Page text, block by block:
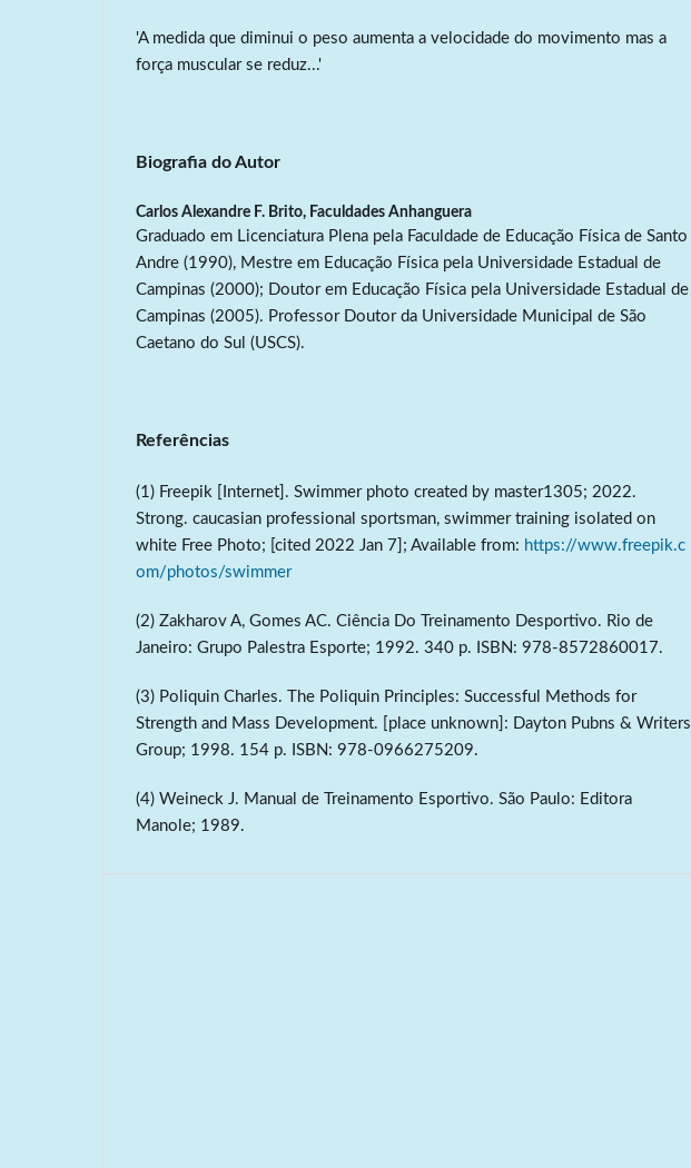
'A medida que diminui o peso aumenta a velocidade do movimento mas a
força muscular se reduz...'
Biografia do Autor
Carlos Alexandre F. Brito, Faculdades Anhanguera
Graduado em Licenciatura Plena pela Faculdade de Educação Física de Santo
Andre (1990), Mestre em Educação Física pela Universidade Estadual de
Campinas (2000); Doutor em Educação Física pela Universidade Estadual de
Campinas (2005). Professor Doutor da Universidade Municipal de São
Caetano do Sul (USCS).
Referências
(1) Freepik [Internet]. Swimmer photo created by master1305; 2022.
Strong. caucasian professional sportsman, swimmer training isolated on
white Free Photo; [cited 2022 Jan 7]; Available from: https://www.freepik.c
om/photos/swimmer
(2) Zakharov A, Gomes AC. Ciência Do Treinamento Desportivo. Rio de
Janeiro: Grupo Palestra Esporte; 1992. 340 p. ISBN: 978-8572860017.
(3) Poliquin Charles. The Poliquin Principles: Successful Methods for
Strength and Mass Development. [place unknown]: Dayton Pubns & Writers
Group; 1998. 154 p. ISBN: 978-0966275209.
(4) Weineck J. Manual de Treinamento Esportivo. São Paulo: Editora
Manole; 1989.